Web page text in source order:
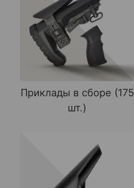
Приклады в сборе (175
шт.)